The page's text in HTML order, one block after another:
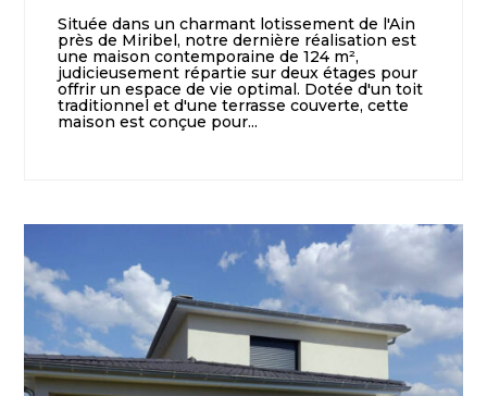
Située dans un charmant lotissement de l'Ain
près de Miribel, notre dernière réalisation est
une maison contemporaine de 124 m²,
judicieusement répartie sur deux étages pour
offrir un espace de vie optimal. Dotée d'un toit
traditionnel et d'une terrasse couverte, cette
maison est conçue pour...